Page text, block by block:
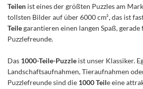
Teilen ist eines der größten Puzzles am
tollsten Bilder auf über 6000 cm², das ist
Teilegarantieren einen langen Spaß,
Puzzlefreunde.
Das 1000-Teile-Puzzle ist unser Klassiker.
Landschaftsaufnahmen, Tieraufnahmen
Puzzlefreunde sind die 1000 Teile eine